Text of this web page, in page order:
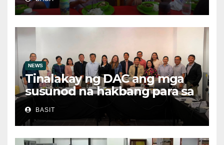
Feeding Program
NEWS
Tinalakay ng DAC ang mga
susunod na hakbang para sa
patuloy na pag-unlad ng
MIMAROPA
BASIT